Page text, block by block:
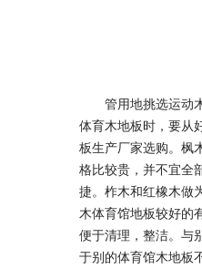
管用地挑选运动木
体育木地板时，要从
板生产厂家选购。枫
格比较贵，并不宜全
捷。柞木和红橡木做
木体育馆地板较好的
便于清理，整洁。与
于别的体育馆木地板